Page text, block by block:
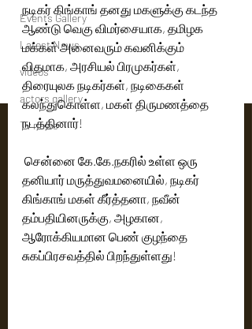
Events Gallery
Latest News
videos
actors gallery
Tv news
நடிகர் கிங்காங் தனது மகளுக்கு கடந்த
ஆண்டு வெகு விமர்சையாக, தமிழக
மக்கள் அனைவரும் கவனிக்கும்
விதமாக, அரசியல் பிரமுகர்கள்,
திரையுலக நடிகர்கள், நடிகைகள்
கலந்துகொள்ள, மகள் திருமணத்தை
நடத்தினார்!
தனியார் மருத்துவமனையில், நடிகர்
கிங்காங் மகள் கீர்த்தனா, நவீன்
தம்பதியினருக்கு, அழகான,
ஆரோக்கியமான பெண் குழந்தை
சுகப்பிரசவத்தில் பிறந்துள்ளது!